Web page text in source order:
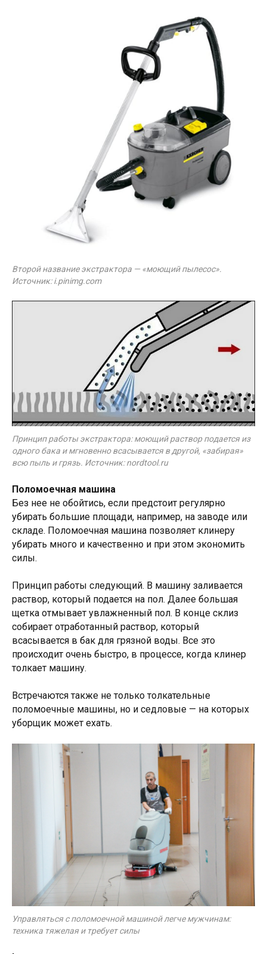
Второй название экстрактора — «моющий пылесос».
Источник: i.pinimg.com
Принцип работы экстрактора: моющий раствор подается из
одного бака и мгновенно всасывается в другой, «забирая»
всю пыль и грязь. Источник: nordtool.ru
Поломоечная машина
Без нее не обойтись, если предстоит регулярно
убирать большие площади, например, на заводе или
складе. Поломоечная машина позволяет клинеру
убирать много и качественно и при этом экономить
силы.
Принцип работы следующий. В машину заливается
раствор, который подается на пол. Далее большая
щетка отмывает увлажненный пол. В конце склиз
собирает отработанный раствор, который
всасывается в бак для грязной воды. Все это
происходит очень быстро, в процессе, когда клинер
толкает машину.
Встречаются также не только толкательные
поломоечные машины, но и седловые — на которых
уборщик может ехать.
Управляться с поломоечной машиной легче мужчинам:
техника тяжелая и требует силы